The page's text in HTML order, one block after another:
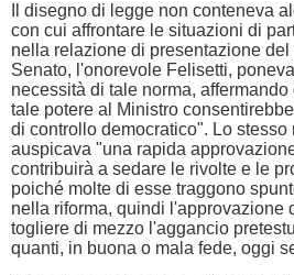
Il disegno di legge non conteneva
con cui affrontare le situazioni di
nella relazione di presentazione del
Senato, l'onorevole Felisetti,
necessità di tale norma,
tale potere al Ministro
di controllo democratico". Lo stesso
auspicava "una rapida
contribuirà a sedare le rivolte e le
poiché molte di esse traggono
nella riforma, quindi l'approvazione
togliere di mezzo l'aggancio
quanti, in buona o mala fede, oggi